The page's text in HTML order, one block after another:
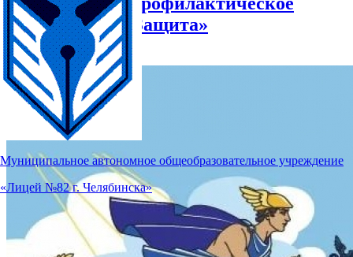
Муниципальное автономное общеобразовательное учреждение
«Лицей №82 г. Челябинска»
мероприятие «Защита»
Читать далее →